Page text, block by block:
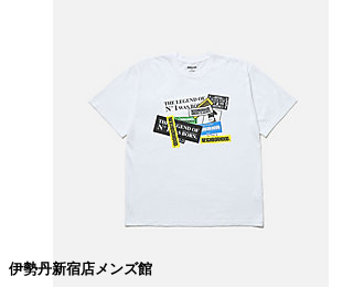
伊勢丹新宿店メンズ館